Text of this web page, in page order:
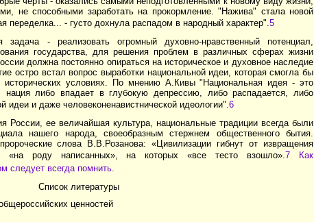
не способными заработать на прокормление. "Нажива" стала новой
переделка... - густо дохнула распадом в народный характер".5
- реализовать огромный духовно-нравственный потенциал,
государства, для решения проблем в различных сферах жизни
должна постоянно опираться на историческое и духовное наследие
остро встал вопрос выработки национальной идеи, которая смогла бы
исторических условиях. По мнению А.Кивы "Национальная идея - это
либо впадает в глубокую депрессию, либо распадается, либо
идеи и даже человеконенавистнической идеологии".6
России, ее величайшая культура, национальные традиции всегда были
нашего народа, своеобразным стержнем общественного бытия.
слова В.В.Розанова: «Цивилизации гибнут от извращения
«на роду написанных», на которых «все тесто взошло».7 Как
следует всегда помнить.
Список литературы
ценностей